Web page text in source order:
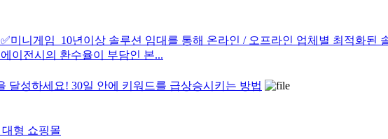
미니게임 10년이상 솔루션 임대를 통해 온라인 / 오프라인 업체별 최적화
이전시의 환수율이 부담인 본...
달성하세요! 30일 안에 키워드를 급상승시키는 방법
형 쇼핑몰